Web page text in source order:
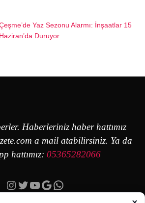
Yaz Sezonu Alarmı: İnşaatlar 15
Haziran’da Duruyor
Haberleriniz haber hattımız
a mail atabilirsiniz. Ya da
hattımız: 05365282066
Instagram
Twitter
YouTube
Google
https://wa.me/